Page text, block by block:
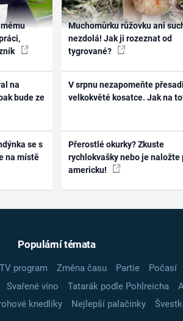
na
bude ze
se s
na místě
Muchomůrku růžovku ani
nezdolá! Jak ji rozeznat od
tygrované?
V srpnu nezapomeňte
velkokvěté kosatce. Jak na
Přerostlé okurky? Zkuste
rychlokvašky nebo je naložte
americku!
Populární témata
TV program Změna času Partie Počasí
Svařené víno Tatarák podle Pohlreicha
knedlíky Nejlepší palačinky